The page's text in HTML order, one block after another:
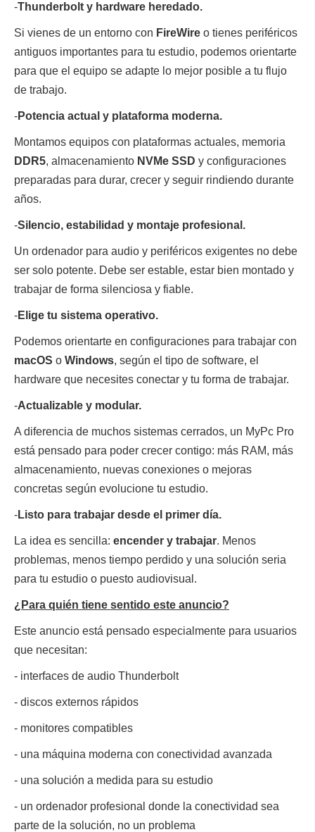
-Thunderbolt y hardware heredado.
Si vienes de un entorno con FireWire o tienes periféricos
antiguos importantes para tu estudio, podemos orientarte
para que el equipo se adapte lo mejor posible a tu flujo
de trabajo.
-Potencia actual y plataforma moderna.
Montamos equipos con plataformas actuales, memoria
DDR5, almacenamiento NVMe SSD y configuraciones
preparadas para durar, crecer y seguir rindiendo durante
años.
-Silencio, estabilidad y montaje profesional.
Un ordenador para audio y periféricos exigentes no debe
ser solo potente. Debe ser estable, estar bien montado y
trabajar de forma silenciosa y fiable.
-Elige tu sistema operativo.
Podemos orientarte en configuraciones para trabajar con
macOS o Windows, según el tipo de software, el
hardware que necesites conectar y tu forma de trabajar.
-Actualizable y modular.
A diferencia de muchos sistemas cerrados, un MyPc Pro
está pensado para poder crecer contigo: más RAM, más
almacenamiento, nuevas conexiones o mejoras
concretas según evolucione tu estudio.
-Listo para trabajar desde el primer día.
La idea es sencilla: encender y trabajar. Menos
problemas, menos tiempo perdido y una solución seria
para tu estudio o puesto audiovisual.
¿Para quién tiene sentido este anuncio?
Este anuncio está pensado especialmente para usuarios
que necesitan:
- interfaces de audio Thunderbolt
- discos externos rápidos
- monitores compatibles
- una máquina moderna con conectividad avanzada
- una solución a medida para su estudio
- un ordenador profesional donde la conectividad sea
parte de la solución, no un problema